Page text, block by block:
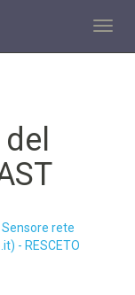
Sensore rete
- RESCETO